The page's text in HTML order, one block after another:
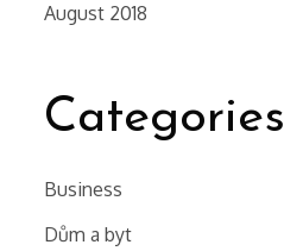
August 2018
Categories
Business
Dům a byt